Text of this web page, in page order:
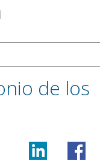
de los